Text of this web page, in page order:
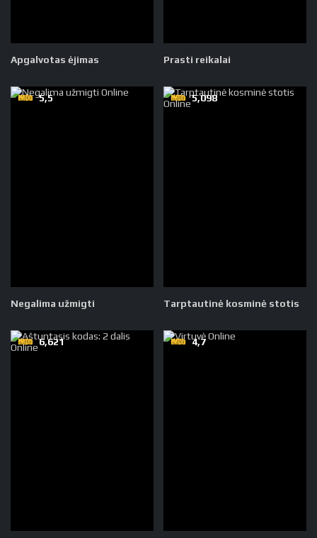
Apgalvotas ėjimas Prasti reikalai
Negalima užmigti
5,5
Tarptautinė kosminė stotis
5,098
6,621 4,7